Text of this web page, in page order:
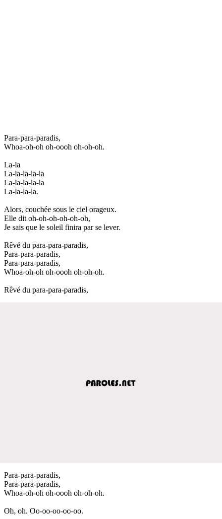
Para-para-paradis,
Whoa-oh-oh oh-oooh oh-oh-oh.
La-la
La-la-la-la-la
La-la-la-la-la
La-la-la-la.
Alors, couchée sous le ciel orageux.
Elle dit oh-oh-oh-oh-oh-oh,
Je sais que le soleil finira par se lever.
Rêvé du para-para-paradis,
Para-para-paradis,
Para-para-paradis,
Whoa-oh-oh oh-oooh oh-oh-oh.
Rêvé du para-para-paradis,
Para-para-paradis,
Para-para-paradis,
Whoa-oh-oh oh-oooh oh-oh-oh.
Oh, oh. Oo-oo-oo-oo-oo.